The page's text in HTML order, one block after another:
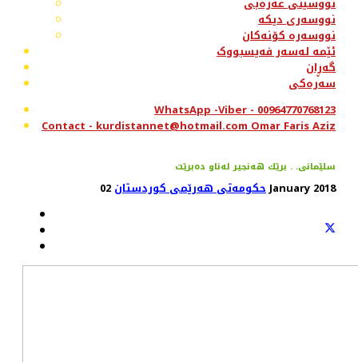
نووسەری دیکە
نووسەرە کۆنەکان
ئێمە لەسەر فەیسبووک
گەڕان
سەرەکی
WhatsApp -Viber - 00964770768123
Contact - kurdistannet@hotmail.com Omar Faris Aziz
سلێمانی. . برێك هه‌نجیر له‌ناو ده‌برێت
حکومەتی هەرێمی کوردستان02 January 2018